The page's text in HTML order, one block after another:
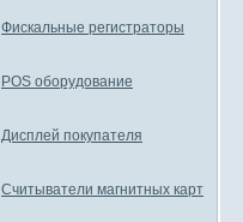
Фискальные регистраторы
POS оборудование
Дисплей покупателя
Считыватели магнитных карт